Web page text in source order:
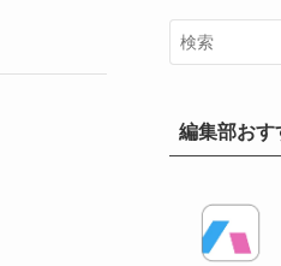
編集部おす